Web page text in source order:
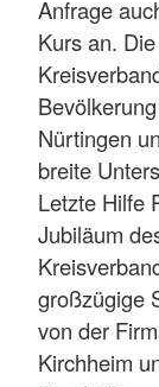
Anfrage
Kurs an.
Nürtingen
breite
Letzte Hilfe
Jubiläum
großzügige
von der
Kirchheim